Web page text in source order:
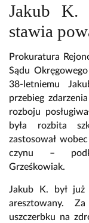
Jakub K.
stawia
Prokuratura
Sądu
38-letniemu
przebieg
rozboju
była rozbita
zastosował
czynu –
Grześkowiak.
Jakub K. był już
aresztowany.
uszczerbku na